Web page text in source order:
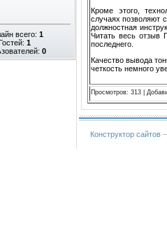
всего: 1
1
0
Кроме этого,
случаях позволяют
должностная
Читать весь отзыв
последнего.
Качество вывода
четкость немного
Просмотров: 313
Конструктор сайтов